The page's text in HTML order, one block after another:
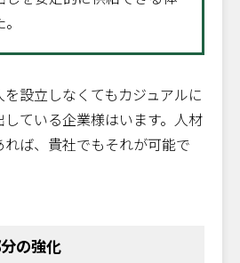
を設立しなくてもカジュアルに
ている企業様はいます。人材
ば、貴社でもそれが可能で
の強化